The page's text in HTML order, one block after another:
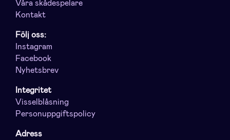
Våra skådespelare
Kontakt
Följ oss:
Instagram
Facebook
Nyhetsbrev
Integritet
Visselblåsning
Personuppgiftspolicy
Adress